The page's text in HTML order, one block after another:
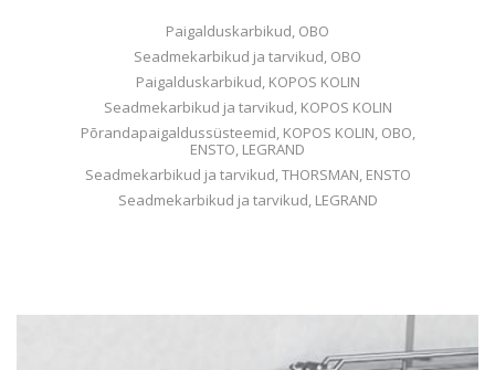
Paigalduskarbikud, OBO
Seadmekarbikud ja tarvikud, OBO
Paigalduskarbikud, KOPOS KOLIN
Seadmekarbikud ja tarvikud, KOPOS KOLIN
Põrandapaigaldussüsteemid, KOPOS KOLIN, OBO,
ENSTO, LEGRAND
Seadmekarbikud ja tarvikud, THORSMAN, ENSTO
Seadmekarbikud ja tarvikud, LEGRAND